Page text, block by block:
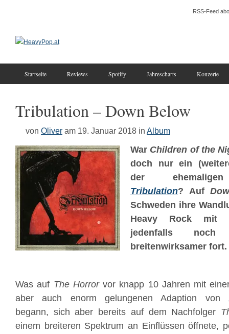
RSS-Feed
Startseite Reviews Spotify Jahrescharts Konzerte
Tribulation – Down Below
von Oliver am 19. Januar 2018 in Album
War Children of the
doch nur ein
der ehemaligen
Tribulation? Auf
Schweden ihre
Heavy Rock mit
jedenfalls noch
breitenwirksamer fort.
Was auf The Horrorvor knapp 10 Jahren mit
aber auch enorm gelungenen Adaption von
begann, sich aber bereits auf dem Nachfolger
einem breiteren Spektrum an Einflüssen öffnete,